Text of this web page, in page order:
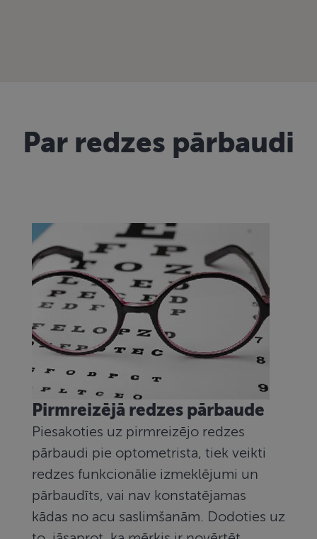
Par redzes pārbaudi
Pirmreizējā redzes pārbaude
Piesakoties uz pirmreizējo redzes
pārbaudi pie optometrista, tiek veikti
redzes funkcionālie izmeklējumi un
pārbaudīts, vai nav konstatējamas
kādas no acu saslimšanām. Dodoties uz